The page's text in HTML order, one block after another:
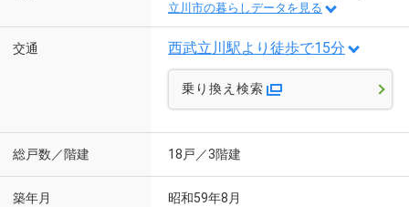
立川市の暮らしデータを見る
交通 西武立川駅より徒歩で15分
乗り換え検索
総戸数／階建 18戸／3階建
築年月 昭和59年8月